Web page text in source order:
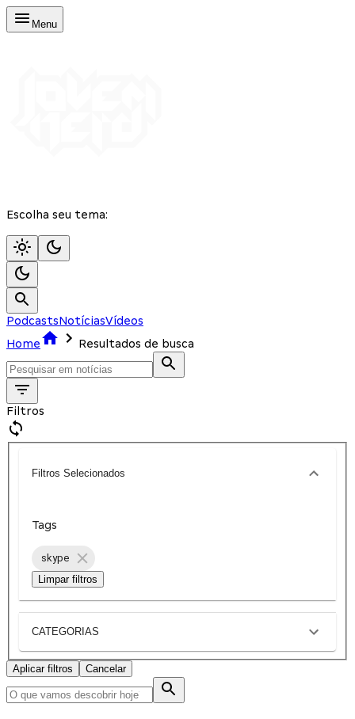
Menu
Escolha seu tema:
PodcastsNotíciasVídeos
Home
Resultados de busca
Filtros
Filtros Selecionados
Tags
skype
Limpar filtros
CATEGORIAS
Aplicar filtros Cancelar